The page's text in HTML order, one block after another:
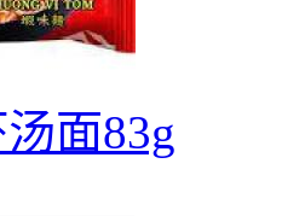
面83g